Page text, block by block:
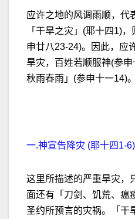
应许之地的风调雨顺，代
「干旱之灾」(耶十四1)
申廿八23-24)。因此，应
旱灾，百姓若顺服神(参
秋雨春雨」(参申十一14)
一.神宣告降灾 (耶十四1-6)
这里所描述的严重旱灾，
面还有「刀剑、饥荒、瘟
圣约所预言的灾祸。「干